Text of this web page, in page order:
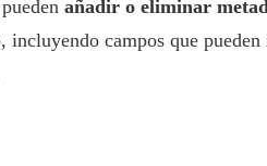
añadir o eliminar
incluyendo campos que